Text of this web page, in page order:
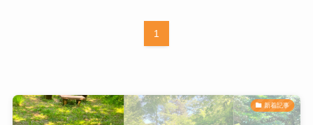
1
新着記事